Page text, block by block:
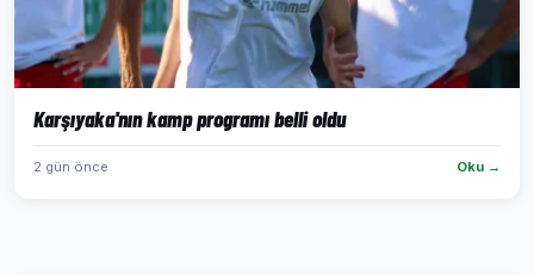
Karşıyaka'nın kamp programı belli oldu
2 gün önce Oku →